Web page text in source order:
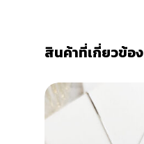
สินค้าที่เกี่ยวข้อง